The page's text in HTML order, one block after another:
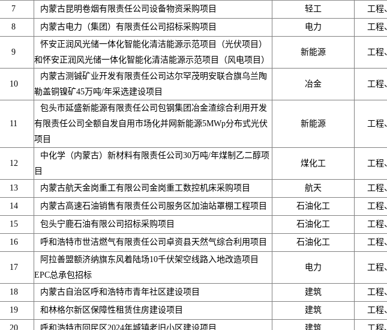
7
内蒙古昆明卷烟有限责任公司设备物资采购项目 轻工 工程
8
内蒙古电力（集团）有限责任公司招标采购项目 电力 工程
9
怀安正润风光储一体化智能化清洁能源示范项目（光伏项目）
和怀安正润风光储一体化智能化清洁能源示范项目（风电项目）
新能源 工程
10
内蒙古测铖矿业开发有限责任公司达尔罕茂明安联合旗乌兰陶
勒盖铜镍矿45万吨/年采选建设项目
冶金 工程
11
包头市延盛新能源有限责任公司包钢集团冶金渣综合利用开发
有限责任公司全额自发自用市场化并网新能源5MWp分布式光伏
项目
新能源 工程
12
中化学（内蒙古）新材料有限责任公司30万吨/年煤制乙二醇项
目
煤化工 工程
13 内蒙古航天金岗重工有限公司金岗重工数控机床采购项目 航天 工程
14
内蒙古高速石油销售有限责任公司服务区加油站罩棚工程项目 石油化工 工程
15
包头宁鹿石油有限公司招标采购项目 石油化工 工程
16
呼和浩特市世洁燃气有限责任公司卓资县天然气综合利用项目 石油化工 工程
17
阿拉善盟额济纳旗东风着陆场10千伏架空线路入地改造项目
EPC总承包招标
电力 工程
18 内蒙古自治区呼和浩特市青年社区建设项目 建筑 工程
19
和林格尔新区保障性租赁住房建设项目 建筑 工程
20
呼和浩特市回民区2024年城镇老旧小区建设项目 建筑 工程